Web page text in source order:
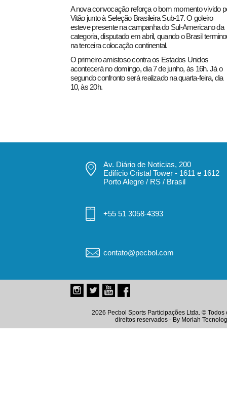
A nova convocação reforça o bom momento vivido
Vitão junto à Seleção Brasileira Sub-17. O goleiro
esteve presente na campanha do Sul-Americano da
categoria, disputado em abril, quando o Brasil
na terceira colocação continental.
O primeiro amistoso contra os Estados Unidos
acontecerá no domingo, dia 7 de junho, às 16h. Já o
segundo confronto será realizado na quarta-feira, dia
10, às 20h.
Av. Diário de Notícias, 200
Edifício Cristal Tower - 1611 e 1612
Porto Alegre / RS / Brasil
+55 51 3058-4393
contato@pecbol.com
2026 Pecbol Sports Participações Ltda. © Todos
direitos reservados - By Moriah